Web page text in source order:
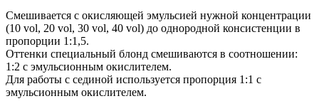
Смешивается с окисляющей эмульсией нужной концентрации
(10 vol, 20 vol, 30 vol, 40 vol) до однородной консистенции в
пропорции 1:1,5.
Оттенки специальный блонд смешиваются в соотношении:
1:2 с эмульсионным окислителем.
Для работы с сединой используется пропорция 1:1 с
эмульсионным окислителем.